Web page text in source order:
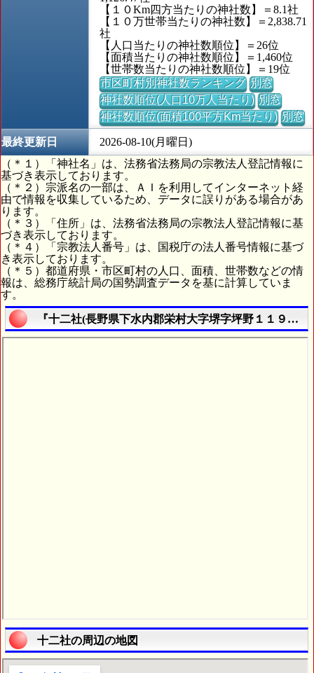
【１０Km四方当たりの神社数】＝8.1社
【１０万世帯当たりの神社数】＝2,838.71
社
【人口当たりの神社数順位】＝26位
【面積当たりの神社数順位】＝1,460位
【世帯数当たりの神社数順位】＝19位
市区町村別神社数ランキング 別窓
神社数順位(人口10万人当たり) 別窓
神社数順位(面積100平方Km当たり) 別窓
最終更新日
2026-08-10(月曜日)
（＊１）「神社名」は、法務省法務局の宗教法人登記情報に
基づき表示しております。
（＊２）宗派名の一部は、ＡＩを利用してインターネット経
由で情報を収集しているため、データに誤りがある場合があ
ります。
（＊３）「住所」は、法務省法務局の宗教法人登記情報に基
づき表示しております。
（＊４）「宗教法人番号」は、国税庁の法人番号情報に基づ
き表示しております。
（＊５）都道府県・市区町村の人口、面積、世帯数などの情
報は、総務庁統計局の国勢調査データを基に計算していま
す。
『十二社(長野県下水内郡栄村大字堺字坪野１１９４
十二社の周辺の地図